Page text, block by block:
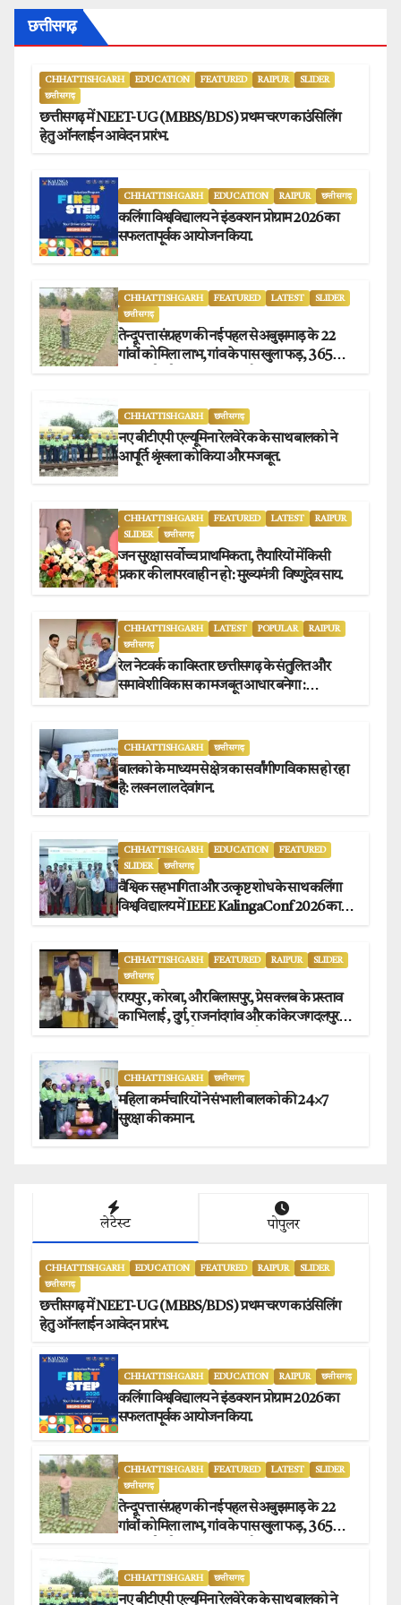
छत्तीसगढ़
CHHATTISHGARH EDUCATION FEATURED RAIPUR
SLIDER
छत्तीसगढ़
छत्तीसगढ़ में NEET-UG (MBBS/BDS) प्रथम चरण काउंसिलिंग
हेतु ऑनलाईन आवेदन प्रारंभ.
CHHATTISHGARH EDUCATION RAIPUR छत्तीसगढ़
कलिंगा विश्वविद्यालय ने इंडक्शन प्रोग्राम 2026 का
सफलतापूर्वक आयोजन किया.
CHHATTISHGARH FEATURED LATEST
SLIDER
छत्तीसगढ़
तेन्दूपत्ता संग्रहण की नई पहल से अबुझमाड़ के 22
गांवों को मिला लाभ, गांव के पास खुला फड़, 365
CHHATTISHGARH छत्तीसगढ़
नए बीटीएपी एल्यूमिना रेलवे रेक के साथ बालको ने
आपूर्ति श्रृंखला को किया और मजबूत.
CHHATTISHGARH FEATURED LATEST
RAIPUR
SLIDER
छत्तीसगढ़
जन सुरक्षा सर्वोच्च प्राथमिकता, तैयारियों में किसी
प्रकार की लापरवाही न हो : मुख्यमंत्री विष्णुदेव साय.
CHHATTISHGARH LATEST POPULAR
RAIPUR
छत्तीसगढ़
रेल नेटवर्क का विस्तार छत्तीसगढ़ के संतुलित और
समावेशी विकास का मजबूत आधार बनेगा :
CHHATTISHGARH छत्तीसगढ़
बालको के माध्यम से क्षेत्र का सर्वांगीण विकास हो रहा
है: लखन लाल देवांगन.
CHHATTISHGARH EDUCATION
FEATURED
SLIDER
छत्तीसगढ़
वैश्विक सहभागिता और उत्कृष्ट शोध के साथ कलिंगा
विश्वविद्यालय में IEEE KalingaConf 2026 का
CHHATTISHGARH FEATURED RAIPUR
SLIDER
छत्तीसगढ़
रायपुर , कोरबा, और बिलासपुर, प्रेस क्लब के प्रस्ताव
का भिलाई , दुर्ग, राजनांदगांव और कांकेर जगदलपुर
CHHATTISHGARH छत्तीसगढ़
महिला कर्मचारियों ने संभाली बालको की 24×7
सुरक्षा की कमान.
लेटेस्ट पोपुलर
CHHATTISHGARH EDUCATION FEATURED RAIPUR
SLIDER
छत्तीसगढ़
छत्तीसगढ़ में NEET-UG (MBBS/BDS) प्रथम चरण काउंसिलिंग
हेतु ऑनलाईन आवेदन प्रारंभ.
CHHATTISHGARH EDUCATION RAIPUR छत्तीसगढ़
कलिंगा विश्वविद्यालय ने इंडक्शन प्रोग्राम 2026 का
सफलतापूर्वक आयोजन किया.
CHHATTISHGARH FEATURED LATEST
SLIDER
छत्तीसगढ़
तेन्दूपत्ता संग्रहण की नई पहल से अबुझमाड़ के 22
गांवों को मिला लाभ, गांव के पास खुला फड़, 365
CHHATTISHGARH छत्तीसगढ़
नए बीटीएपी एल्यूमिना रेलवे रेक के साथ बालको ने